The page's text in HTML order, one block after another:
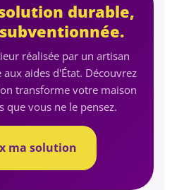
durable,
réalisée par un artisan
aux aides d'État. Découvrez
transforme votre maison
que vous ne le pensez.
ma solution